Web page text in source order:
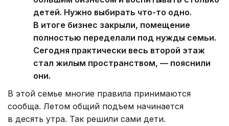
детей. Нужно выбирать что-то одно.
В итоге бизнес закрыли, помещение
полностью переделали под нужды семьи.
Сегодня практически весь второй этаж
стал жилым пространством, — пояснили
они.
В этой семье многие правила принимаются
сообща. Летом общий подъем начинается
в десять утра. Так решили сами дети.